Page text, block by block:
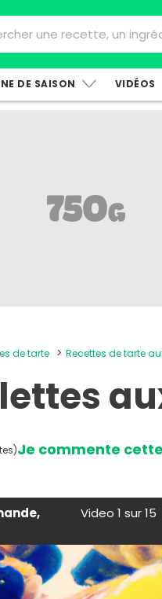
DE SAISON VIDÉOS
de tarte Recettes de tarte
Je commente
Video 1 sur 15